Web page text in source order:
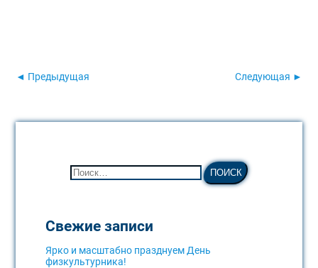
◄ Предыдущая Следующая ►
Свежие записи
Ярко и масштабно празднуем День
физкультурника!